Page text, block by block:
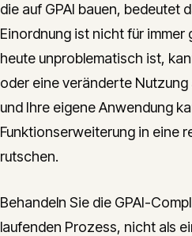
die auf GPAI bauen, bedeutet
Einordnung ist nicht für immer
heute unproblematisch ist,
oder eine veränderte
und Ihre eigene Anwendung
Funktionserweiterung in eine
rutschen.
Behandeln Sie die GPAI-
laufenden Prozess, nicht als